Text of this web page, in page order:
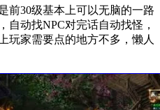
前30级基本上可以无脑的一路
自动找NPC对完话自动找怪，
玩家需要点的地方不多，懒人